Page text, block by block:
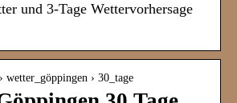
und 3-Tage Wettervorhersage
wetter_göppingen › 30_tage